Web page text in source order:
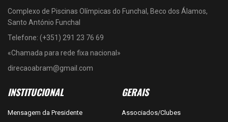
Complexo de Piscinas Olímpicas do Funchal, Beco dos Álamos,
Santo António Funchal
Telefone: (+351) 291 23 76 69
«Chamada para rede fixa nacional»
direcaoabram@gmail.com
INSTITUCIONAL
Mensagem da Presidente
GERAIS
Associados/Clubes